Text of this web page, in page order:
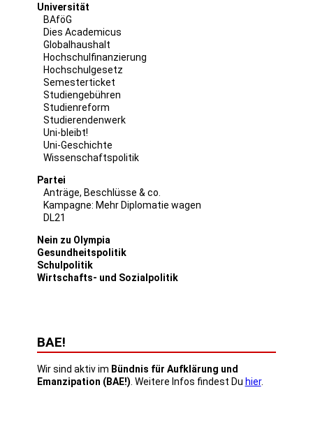
Universität
BAföG
Dies Academicus
Globalhaushalt
Hochschulfinanzierung
Hochschulgesetz
Semesterticket
Studiengebühren
Studienreform
Studierendenwerk
Uni-bleibt!
Uni-Geschichte
Wissenschaftspolitik
Partei
Anträge, Beschlüsse & co.
Kampagne: Mehr Diplomatie wagen
DL21
Nein zu Olympia
Gesundheitspolitik
Schulpolitik
Wirtschafts- und Sozialpolitik
BAE!
Wir sind aktiv im Bündnis für Aufklärung und
Emanzipation (BAE!) . Weitere Infos findest Du hier.